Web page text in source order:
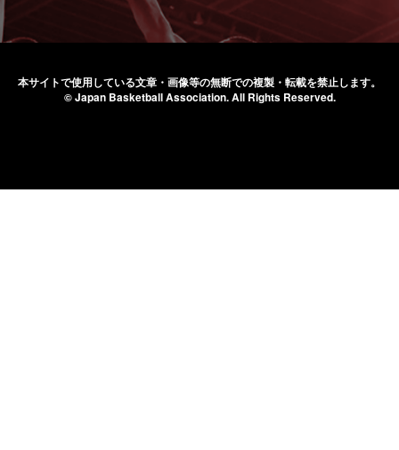
本サイトで使用している文章・画像等の無断での複製・転載を禁止します。
© Japan Basketball Association.All Rights Reserved.